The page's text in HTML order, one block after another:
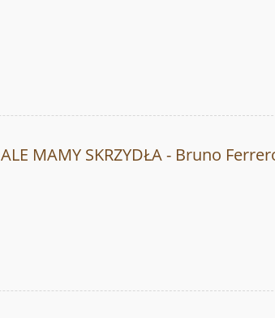
ALE MAMY SKRZYDŁA - Bruno